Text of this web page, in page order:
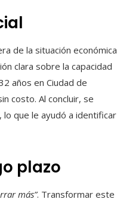
de la situación económica
clara sobre la capacidad
años en Ciudad de
costo. Al concluir, se
que le ayudó a identificar
plazo
más”. Transformar este